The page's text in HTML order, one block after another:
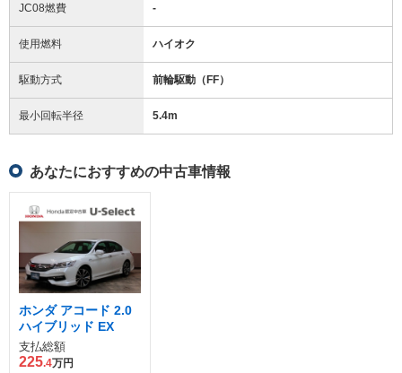
JC08燃費 -
使用燃料 ハイオク
駆動方式 前輪駆動（FF）
最小回転半径 5.4m
あなたにおすすめの中古車情報
ホンダ アコード 2.0
ハイブリッド EX
支払総額
225.4万円